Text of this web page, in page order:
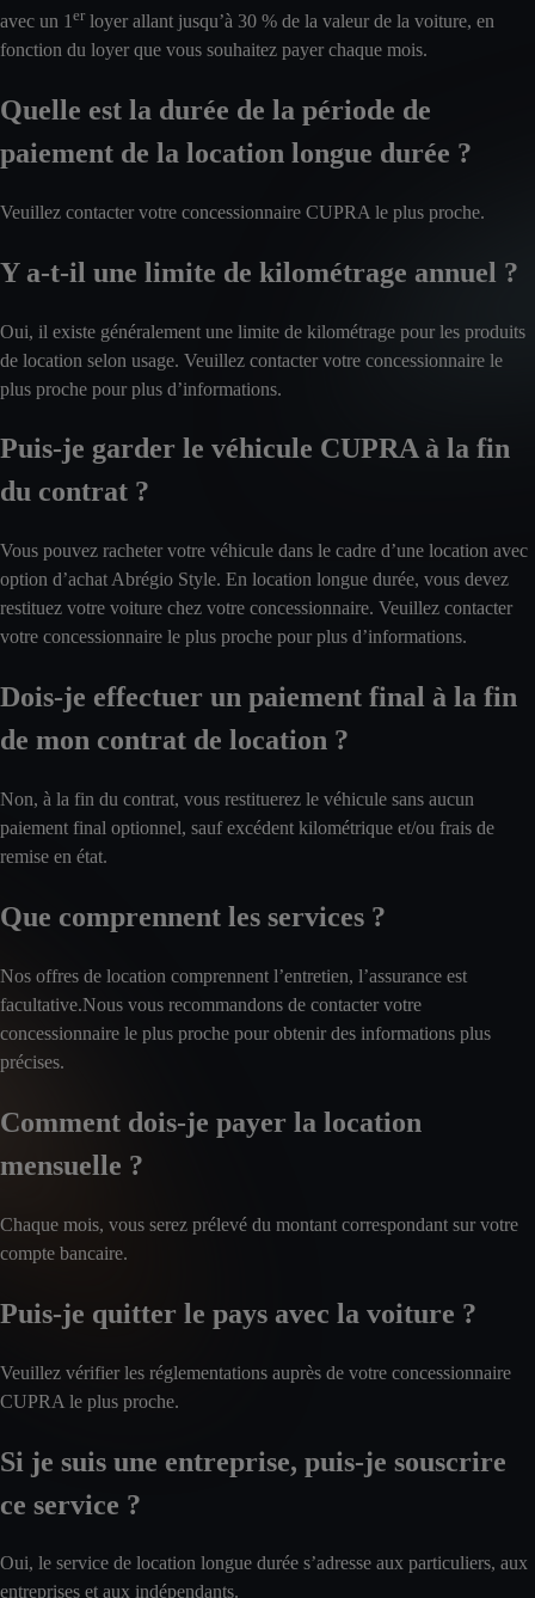
avec un 1 erloyer allant jusqu’à 30 % de la valeur de la voiture, en
fonction du loyer que vous souhaitez payer chaque mois.
Quelle est la durée de la période de
paiement de la location longue durée ?
Veuillez contacter votre concessionnaire CUPRA le plus proche.
Y a-t-il une limite de kilométrage annuel ?
Oui, il existe généralement une limite de kilométrage pour les produits
de location selon usage. Veuillez contacter votre concessionnaire le
plus proche pour plus d’informations.
Puis-je garder le véhicule CUPRA à la fin
du contrat ?
Vous pouvez racheter votre véhicule dans le cadre d’une location avec
option d’achat Abrégio Style. En location longue durée, vous devez
restituez votre voiture chez votre concessionnaire. Veuillez contacter
votre concessionnaire le plus proche pour plus d’informations.
Dois-je effectuer un paiement final à la fin
de mon contrat de location ?
Non, à la fin du contrat, vous restituerez le véhicule sans aucun
paiement final optionnel, sauf excédent kilométrique et/ou frais de
remise en état.
Que comprennent les services ?
Nos offres de location comprennent l’entretien, l’assurance est
facultative.Nous vous recommandons de contacter votre
concessionnaire le plus proche pour obtenir des informations plus
précises.
Comment dois-je payer la location
mensuelle ?
Chaque mois, vous serez prélevé du montant correspondant sur votre
compte bancaire.
Puis-je quitter le pays avec la voiture ?
Veuillez vérifier les réglementations auprès de votre concessionnaire
CUPRA le plus proche.
Si je suis une entreprise, puis-je souscrire
ce service ?
Oui, le service de location longue durée s’adresse aux particuliers, aux
entreprises et aux indépendants.